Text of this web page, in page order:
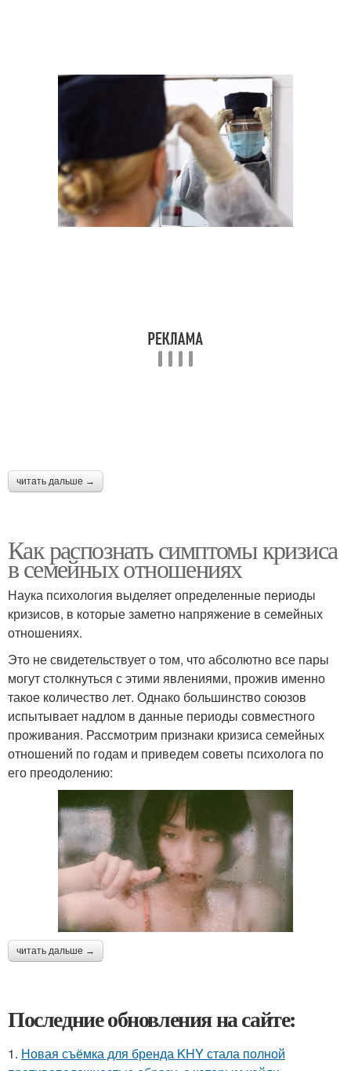
читать дальше →
Как распознать симптомы кризиса
в семейных отношениях
Наука психология выделяет определенные периоды
кризисов, в которые заметно напряжение в семейных
отношениях.
Это не свидетельствует о том, что абсолютно все пары
могут столкнуться с этими явлениями, прожив именно
такое количество лет. Однако большинство союзов
испытывает надлом в данные периоды совместного
проживания. Рассмотрим признаки кризиса семейных
отношений по годам и приведем советы психолога по
его преодолению:
читать дальше →
Последние обновления на сайте:
1. Новая съёмка для бренда KHY стала полной